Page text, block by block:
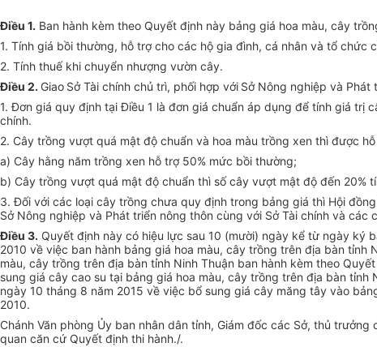
Điều 1. Ban hành kèm theo Quyết định này bảng giá hoa màu, cây
1. Tính giá bồi thường, hỗ trợ cho các hộ gia đình, cá nhân và tổ
2. Tính thuế khi chuyển nhượng vườn cây.
Điều 2. Giao Sở Tài chính chủ trì, phối hợp với Sở Nông nghiệp và
1. Đơn giá quy định tại Điều 1 là đơn giá chuẩn áp dụng để tính giá
chính.
2. Cây trồng vượt quá mật độ chuẩn và hoa màu trồng xen thì được
a) Cây hằng năm trồng xen hỗ trợ 50% mức bồi thường;
b) Cây trồng vượt quá mật độ chuẩn thì số cây vượt mật độ đến 20%
3. Đối với các loại cây trồng chưa quy định trong bảng giá thì Hội
Sở Nông nghiệp và Phát triển nông thôn cùng với Sở Tài chính và
Điều 3. Quyết định này có hiệu lực sau 10 (mười) ngày kể từ ngày ký
2010 về việc ban hành bảng giá hoa màu, cây trồng trên địa bàn tỉnh
màu, cây trồng trên địa bàn tỉnh Ninh Thuận ban hành kèm theo
sung giá cây cao su tại bảng giá hoa màu, cây trồng trên địa bàn tỉnh
ngày 10 tháng 8 năm 2015 về việc bổ sung giá cây măng tây vào
2010.
Chánh Văn phòng Ủy ban nhân dân tỉnh, Giám đốc các Sở, thủ
quan căn cứ Quyết định thi hành./.